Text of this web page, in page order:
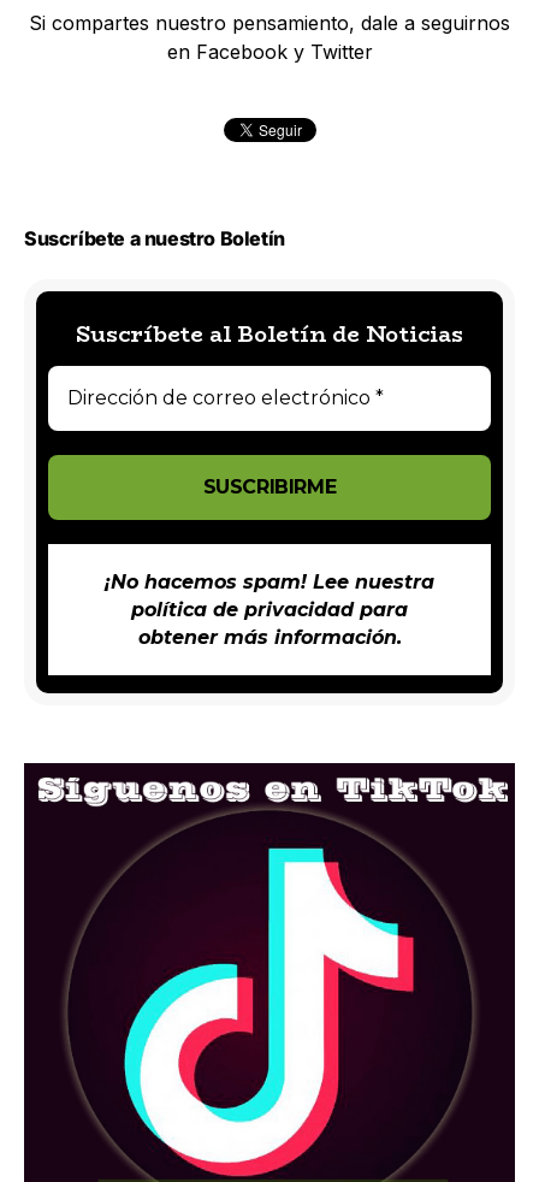
Si compartes nuestro pensamiento, dale a seguirnos
en Facebook y Twitter
Suscríbete a nuestro Boletín
Suscríbete al Boletín de Noticias
¡No hacemos spam! Lee nuestra
política de privacidadpara
obtener más información.